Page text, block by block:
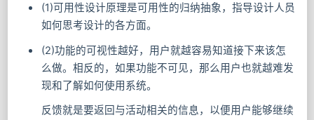
(1)可用性设计原理是可用性的归纳抽象，指导设计人员
如何思考设计的各方面。
(2)功能的可视性越好，用户就越容易知道接下来该怎
么做。相反的，如果功能不可见，那么用户也就越难发
现和了解如何使用系统。
反馈就是要返回与活动相关的信息，以便用户能够继续